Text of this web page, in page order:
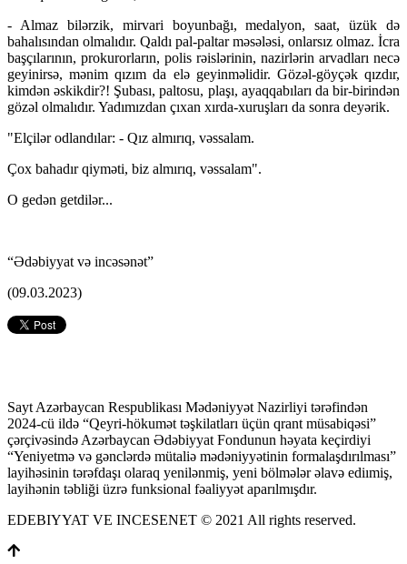
- Almaz bilərzik, mirvari boyunbağı, medalyon, saat, üzük də
bahalısından olmalıdır. Qaldı pal-paltar məsələsi, onlarsız olmaz. İcra
başçılarının, prokurorların, polis rəislərinin, nazirlərin arvadları necə
geyinirsə, mənim qızım da elə geyinməlidir. Gözəl-göyçək qızdır,
kimdən əskikdir?! Şubası, paltosu, plaşı, ayaqqabıları da bir-birindən
gözəl olmalıdır. Yadımızdan çıxan xırda-xuruşları da sonra deyərik.
"Elçilər odlandılar: - Qız almırıq, vəssalam.
Çox bahadır qiyməti, biz almırıq, vəssalam".
O gedən getdilər...
“Ədəbiyyat və incəsənət”
(09.03.2023)
Sayt Azərbaycan Respublikası Mədəniyyət Nazirliyi tərəfindən
2024-cü ildə “Qeyri-hökumət təşkilatları üçün qrant müsabiqəsi”
çərçivəsində Azərbaycan Ədəbiyyat Fondunun həyata keçirdiyi
“Yeniyetmə və gənclərdə mütaliə mədəniyyətinin formalaşdırılması”
layihəsinin tərəfdaşı olaraq yenilənmiş, yeni bölmələr əlavə ediımiş,
layihənin təbliği üzrə funksional fəaliyyət aparılmışdır.
EDEBIYYAT VE INCESENET © 2021 All rights reserved.